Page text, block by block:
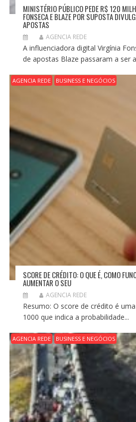
MINISTÉRIO PÚBLICO PEDE R$ 120
FONSECA E BLAZE POR SUPOSTA
APOSTAS
AGENCIA REDE
A influenciadora digital Virgínia
de apostas Blaze passaram a ser
AGENCIA REDE BUSINESS E NEGÓCIOS
SCORE DE CRÉDITO: O QUE É, COMO
AUMENTAR O SEU
AGENCIA REDE
Resumo: O score de crédito é
1000 que indica a probabilidade...
AGENCIA REDE BUSINESS E NEGÓCIOS